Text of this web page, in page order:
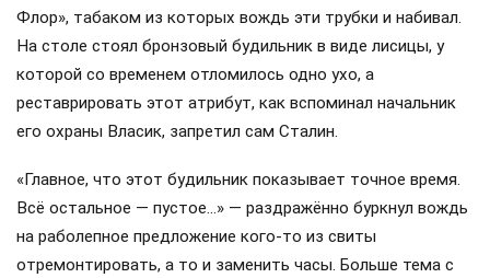
Флор», табаком из которых вождь эти трубки и набивал.
На столе стоял бронзовый будильник в виде лисицы, у
которой со временем отломилось одно ухо, а
реставрировать этот атрибут, как вспоминал начальник
его охраны Власик, запретил сам Сталин.
«Главное, что этот будильник показывает точное время.
Всё остальное — пустое…» — раздражённо буркнул вождь
на раболепное предложение кого-то из свиты
отремонтировать, а то и заменить часы. Больше тема с